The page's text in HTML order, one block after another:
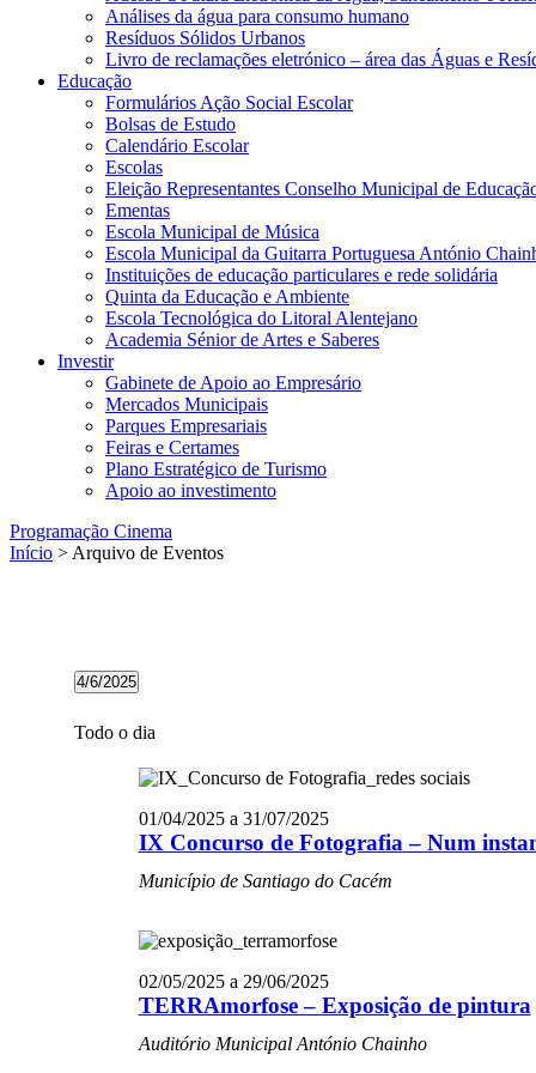
Análises da água para consumo humano
Resíduos Sólidos Urbanos
Livro de reclamações eletrónico – área das Águas e
Educação
Formulários Ação Social Escolar
Bolsas de Estudo
Calendário Escolar
Escolas
Eleição Representantes Conselho Municipal de
Ementas
Escola Municipal de Música
Escola Municipal da Guitarra Portuguesa António
Instituições de educação particulares e rede solidária
Quinta da Educação e Ambiente
Escola Tecnológica do Litoral Alentejano
Academia Sénior de Artes e Saberes
Investir
Gabinete de Apoio ao Empresário
Mercados Municipais
Parques Empresariais
Feiras e Certames
Plano Estratégico de Turismo
Apoio ao investimento
Programação Cinema
Início > Arquivo de Eventos
Eventos
for
04/06/2025
4/6/2025
a
data.
Todo o dia
IX Concurso de Fotografia – Num
01/04/2025a 31/07/2025
Município de Santiago do Cacém
TERRAmorfose – Exposição de pintura
02/05/2025a 29/06/2025
Auditório Municipal António Chainho